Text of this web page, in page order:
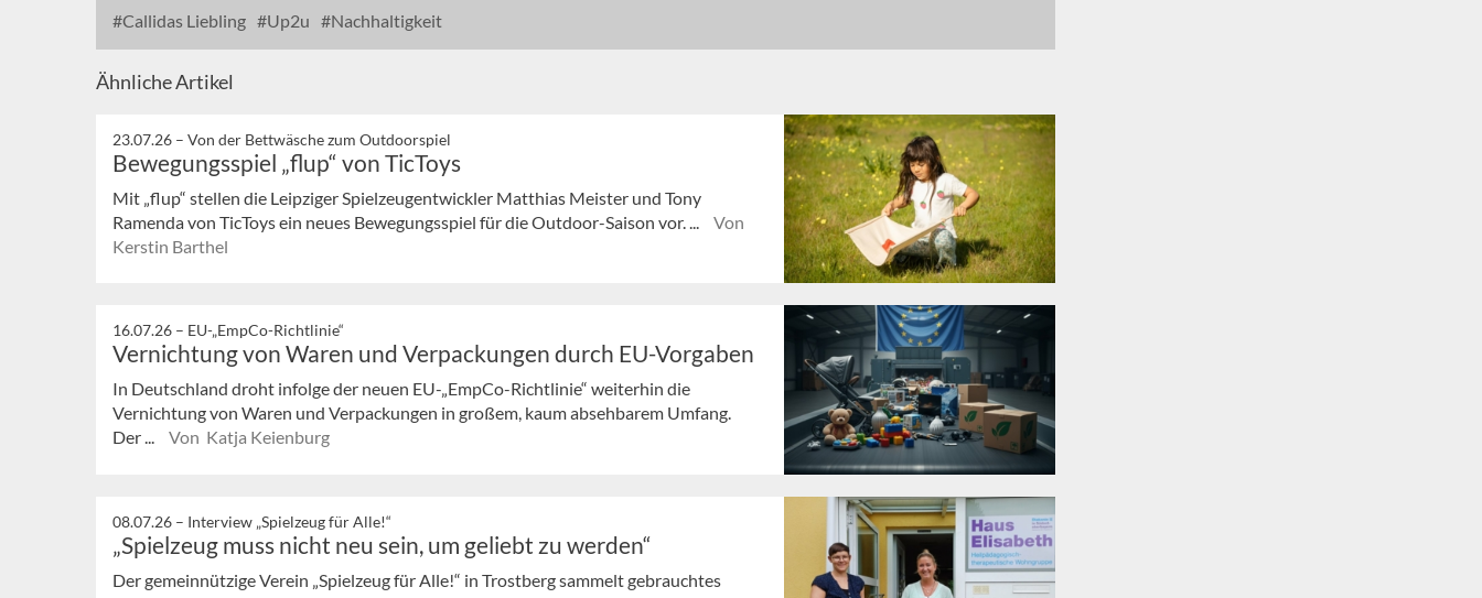
Callidas Liebling Up2u Nachhaltigkeit
Ähnliche Artikel
23.07.26 – Von der Bettwäsche zum Outdoorspiel
Bewegungsspiel „flup“ von TicToys
Mit „flup“ stellen die Leipziger Spielzeugentwickler Matthias Meister und Tony
Ramenda von TicToys ein neues Bewegungsspiel für die Outdoor-Saison vor. ...
Von
Kerstin Barthel
16.07.26 – EU-„EmpCo-Richtlinie“
Vernichtung von Waren und Verpackungen durch EU-Vorgaben
In Deutschland droht infolge der neuen EU-„EmpCo-Richtlinie“ weiterhin die
Vernichtung von Waren und Verpackungen in großem, kaum absehbarem Umfang.
Der ...
Von Katja Keienburg
08.07.26 – Interview „Spielzeug für Alle!“
„Spielzeug muss nicht neu sein, um geliebt zu werden“
Der gemeinnützige Verein „Spielzeug für Alle!“ in Trostberg sammelt gebrauchtes